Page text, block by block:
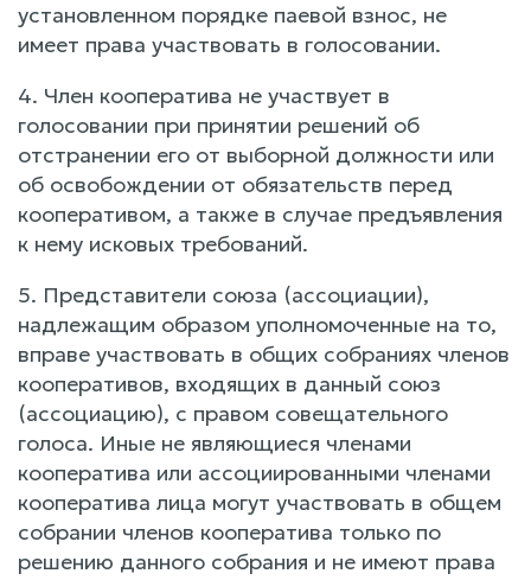
установленном порядке паевой взнос, не
имеет права участвовать в голосовании.
4. Член кооператива не участвует в
голосовании при принятии решений об
отстранении его от выборной должности или
об освобождении от обязательств перед
кооперативом, а также в случае предъявления
к нему исковых требований.
5. Представители союза (ассоциации),
надлежащим образом уполномоченные на то,
вправе участвовать в общих собраниях членов
кооперативов, входящих в данный союз
(ассоциацию), с правом совещательного
голоса. Иные не являющиеся членами
кооператива или ассоциированными членами
кооператива лица могут участвовать в общем
собрании членов кооператива только по
решению данного собрания и не имеют права